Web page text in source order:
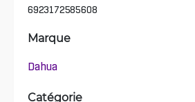
6923172585608
Marque
Dahua
Catégorie